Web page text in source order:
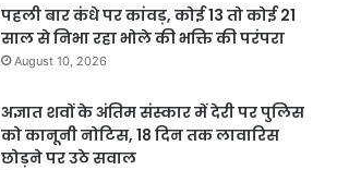
पहली बार कंधे पर कांवड़, कोई 13 तो कोई 21
साल से निभा रहा भोले की भक्ति की परंपरा
August 10, 2026
अज्ञात शवों के अंतिम संस्कार में देरी पर पुलिस
को कानूनी नोटिस, 18 दिन तक लावारिस
छोड़ने पर उठे सवाल